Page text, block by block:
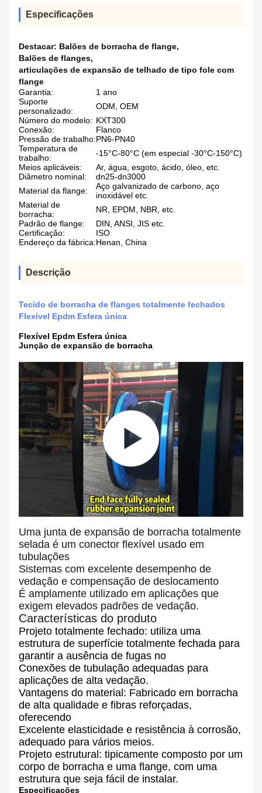
Especificações
Destacar: Balões de borracha de flange,
Balões de flanges,
articulações de expansão de telhado de tipo fole com
flange
Garantia:
1 ano
Suporte
personalizado:
ODM, OEM
Número do modelo: KXT300
Conexão:
Flanco
Pressão de trabalho:PN6-PN40
Temperatura de
trabalho:
-15°C-80°C (em especial -30°C-150°C)
Meios aplicáveis:
Ar, água, esgoto, ácido, óleo, etc.
Diâmetro nominal:
dn25-dn3000
Material da flange:
Aço galvanizado de carbono, aço
inoxidável etc.
Material de
borracha:
NR, EPDM, NBR, etc.
Padrão de flange:
DIN, ANSI, JIS etc.
Certificação:
ISO
Endereço da fábrica:Henan, China
Descrição
Tecido de borracha de flanges totalmente fechados
Flexível Epdm Esfera única
Flexível Epdm Esfera única
Junção de expansão de borracha
Uma junta de expansão de borracha totalmente
selada é um conector flexível usado em
tubulações
Sistemas com excelente desempenho de
vedação e compensação de deslocamento
É amplamente utilizado em aplicações que
exigem elevados padrões de vedação.
Características do produto
Projeto totalmente fechado: utiliza uma
estrutura de superfície totalmente fechada para
garantir a ausência de fugas no
Conexões de tubulação adequadas para
aplicações de alta vedação.
Vantagens do material: Fabricado em borracha
de alta qualidade e fibras reforçadas,
oferecendo
Excelente elasticidade e resistência à corrosão,
adequado para vários meios.
Projeto estrutural: tipicamente composto por um
corpo de borracha e uma flange, com uma
estrutura que seja fácil de instalar.
Especificações